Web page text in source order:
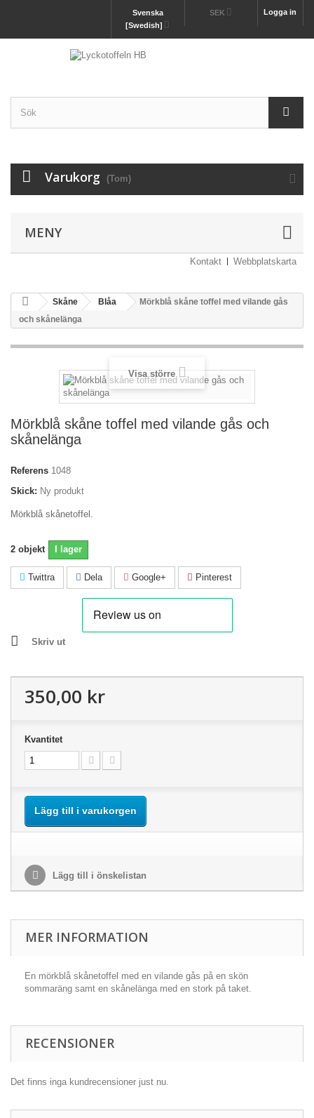
Logga in
SEK
Svenska
[Swedish]
Varukorg (Tom)
MENY
Kontakt Webbplatskarta
Skåne Blåa
Mörkblå skåne toffel med vilande gås
och skånelänga
Visa större
Mörkblå skåne toffel med vilande gås och
skånelänga
Referens 1048
Skick: Ny produkt
Mörkblå skånetoffel.
2 objekt I lager
Twittra Dela Google+ Pinterest
Skriv ut
350,00 kr
Kvantitet
Lägg till i varukorgen
Lägg till i önskelistan
MER INFORMATION
En mörkblå skånetoffel med en vilande gås på en skön
sommaräng samt en skånelänga med en stork på taket.
RECENSIONER
Det finns inga kundrecensioner just nu.